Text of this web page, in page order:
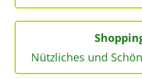
Nützliches und